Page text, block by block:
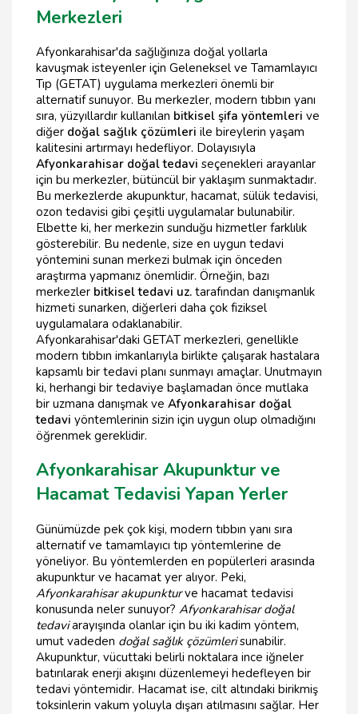
Merkezleri
Afyonkarahisar'da sağlığınıza doğal yollarla
kavuşmak isteyenler için Geleneksel ve Tamamlayıcı
Tıp (GETAT) uygulama merkezleri önemli bir
alternatif sunuyor. Bu merkezler, modern tıbbın yanı
sıra, yüzyıllardır kullanılan bitkisel şifa yöntemleri ve
diğer doğal sağlık çözümleri ile bireylerin yaşam
kalitesini artırmayı hedefliyor. Dolayısıyla
Afyonkarahisar doğal tedavi seçenekleri arayanlar
için bu merkezler, bütüncül bir yaklaşım sunmaktadır.
Bu merkezlerde akupunktur, hacamat, sülük tedavisi,
ozon tedavisi gibi çeşitli uygulamalar bulunabilir.
Elbette ki, her merkezin sunduğu hizmetler farklılık
gösterebilir. Bu nedenle, size en uygun tedavi
yöntemini sunan merkezi bulmak için önceden
araştırma yapmanız önemlidir. Örneğin, bazı
merkezler bitkisel tedavi uz. tarafından danışmanlık
hizmeti sunarken, diğerleri daha çok fiziksel
uygulamalara odaklanabilir.
Afyonkarahisar'daki GETAT merkezleri, genellikle
modern tıbbın imkanlarıyla birlikte çalışarak hastalara
kapsamlı bir tedavi planı sunmayı amaçlar. Unutmayın
ki, herhangi bir tedaviye başlamadan önce mutlaka
bir uzmana danışmak ve Afyonkarahisar doğal
tedavi yöntemlerinin sizin için uygun olup olmadığını
öğrenmek gereklidir.
Afyonkarahisar Akupunktur ve
Hacamat Tedavisi Yapan Yerler
Günümüzde pek çok kişi, modern tıbbın yanı sıra
alternatif ve tamamlayıcı tıp yöntemlerine de
yöneliyor. Bu yöntemlerden en popülerleri arasında
akupunktur ve hacamat yer alıyor. Peki,
Afyonkarahisar akupunkturve hacamat tedavisi
konusunda neler sunuyor? Afyonkarahisar doğal
tedaviarayışında olanlar için bu iki kadim yöntem,
umut vadeden doğal sağlık çözümlerisunabilir.
Akupunktur, vücuttaki belirli noktalara ince iğneler
batırılarak enerji akışını düzenlemeyi hedefleyen bir
tedavi yöntemidir. Hacamat ise, cilt altındaki birikmiş
toksinlerin vakum yoluyla dışarı atılmasını sağlar. Her